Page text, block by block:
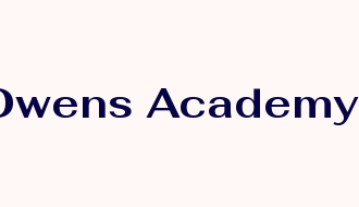
Academy